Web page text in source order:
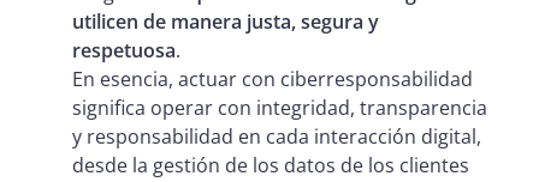
utilicen de manera justa, segura y
respetuosa.
En esencia, actuar con ciberresponsabilidad
significa operar con integridad, transparencia
y responsabilidad en cada interacción digital,
desde la gestión de los datos de los clientes